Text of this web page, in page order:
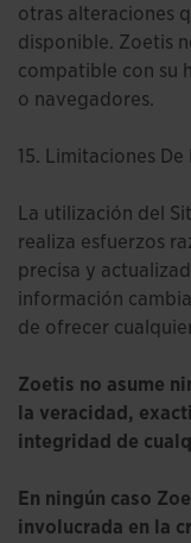
otras alteraciones
disponible. Zoetis
compatible con su
o navegadores.
15. Limitaciones
La utilización del
realiza esfuerzos
precisa y
información
de ofrecer
Zoetis no asume
la veracidad,
integridad de
En ningún caso
involucrada en la